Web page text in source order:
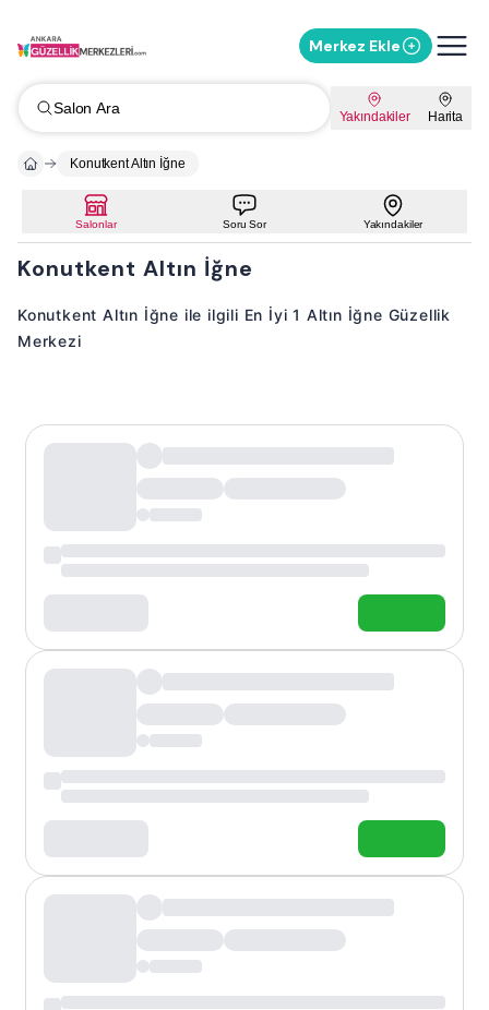
Merkez Ekle
Salon Ara Yakındakiler Harita
Konutkent Altın İğne
Salonlar Soru Sor Yakındakiler
Konutkent Altın İğne
Konutkent Altın İğne ile ilgili En İyi 1 Altın İğne Güzellik
Merkezi